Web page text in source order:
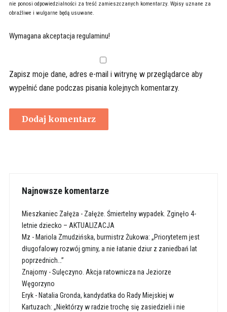
nie ponosi odpowiedzialności za treść zamieszczanych komentarzy. Wpisy uznane za
obraźliwe i wulgarne będą usuwane.
Wymagana akceptacja regulaminu!
Zapisz moje dane, adres e-mail i witrynę w przeglądarce aby
wypełnić dane podczas pisania kolejnych komentarzy.
Najnowsze komentarze
Mieszkaniec Załęża - Załęże. Śmiertelny wypadek. Zginęło 4-
letnie dziecko – AKTUALIZACJA
Mz - Mariola Zmudzińska, burmistrz Żukowa: „Priorytetem jest
długofalowy rozwój gminy, a nie łatanie dziur z zaniedbań lat
poprzednich…”
Znajomy-Sulęczyno. Akcja ratownicza na Jeziorze
Węgorzyno
Eryk- Natalia Gronda, kandydatka do Rady Miejskiej w
Kartuzach: „Niektórzy w radzie trochę się zasiedzieli i nie